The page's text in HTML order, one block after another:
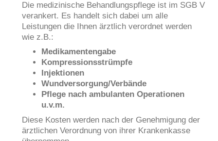
Die medizinische Behandlungspflege ist im SGB V
verankert. Es handelt sich dabei um alle
Leistungen die Ihnen ärztlich verordnet werden
wie z.B.:
Medikamentengabe
Kompressionsstrümpfe
Injektionen
Wundversorgung/Verbände
Pflege nach ambulanten Operationen
u.v.m.
Diese Kosten werden nach der Genehmigung der
ärztlichen Verordnung von ihrer Krankenkasse